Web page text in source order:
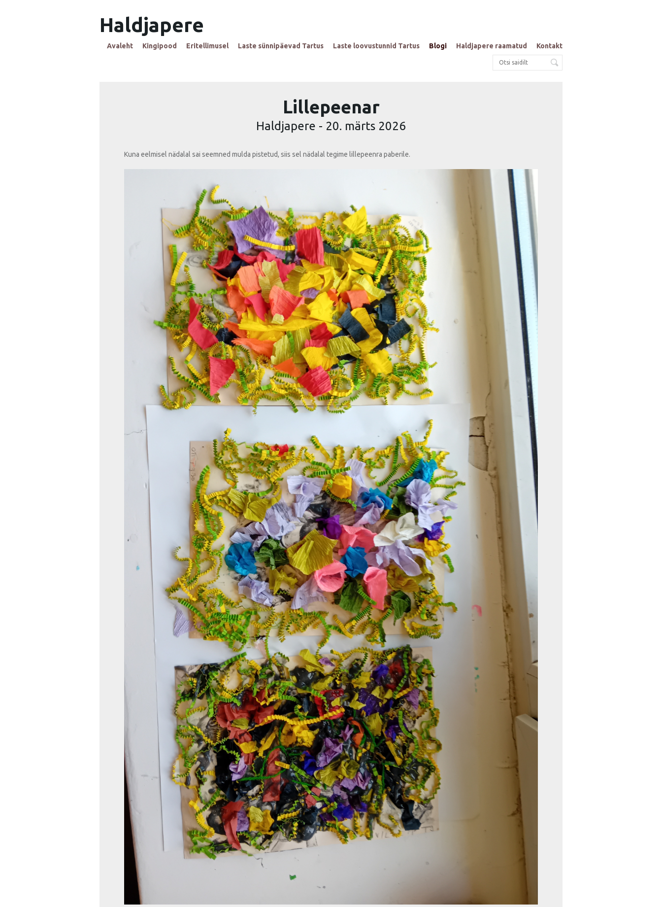
Haldjapere
Avaleht Kingipood Eritellimusel Laste sünnipäevad Tartus Laste loovustunnid Tartus Blogi Haldjapere raamatud Kontakt
Lillepeenar
Haldjapere - 20. märts 2026
Kuna eelmisel nädalal sai seemned mulda pistetud, siis sel nädalal tegime lillepeenra paberile.